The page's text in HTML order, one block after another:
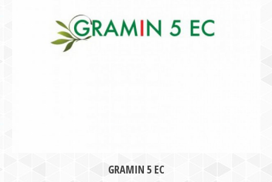
GRAMIN 5 EC